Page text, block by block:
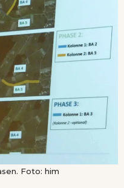
Foto: him